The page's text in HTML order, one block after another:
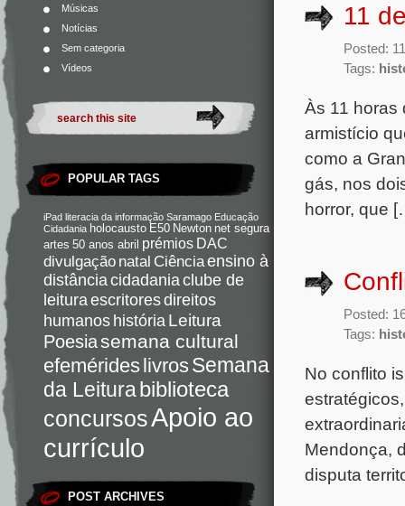
Músicas
Notícias
Sem categoria
Vídeos
POPULAR TAGS
iPad literacia da informação Saramago Educação
Cidadania holocausto E50 Newton net segura
artes 50 anos abril prémios DAC
divulgação natal Ciênciaensino à
distânciacidadaniaclube de
leituraescritoresdireitos
humanoshistória Leitura
Poesiasemana cultural
efemérideslivrosSemana
da Leiturabiblioteca
concursosApoio ao
currículo
POST ARCHIVES
11
Posted:
Tags:
Às 11 horas
armistício
como a
gás, nos
horror, que
Posted:
Tags:
No conflito
Mendonça,
disputa